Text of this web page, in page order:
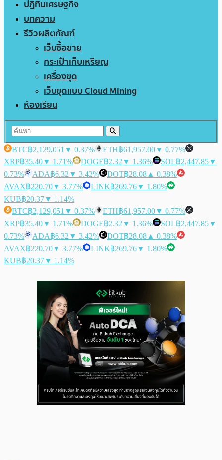
ปฏิทินเศรษฐกิจ
บทความ
รีวิวผลิตภัณฑ์
เว็บซื้อขาย
กระเป๋าเก็บเหรียญ
เครื่องขุด
เว็บขุดแบบ Cloud Mining
ห้องเรียน
BTC฿2,129,051 ▼ 0.37% ETH฿61,957.00▼ 0.77%
XRP฿35.40▼ 1.71% DOGE฿2.32 ▼ 1.36% SOL฿2,447.85▼
0.73%
ADA฿6.32 ▼ 3.42% DOT฿28.08 ▲ 0.38%
AVAX฿220.70▼ 3.77% LINK฿269.76▼ 1.80%
KUB฿20.37▼ 1.14%
BTC฿2,129,051 ▼ 0.37% ETH฿61,957.00▼ 0.77%
XRP฿35.40▼ 1.71% DOGE฿2.32 ▼ 1.36% SOL฿2,447.85▼
0.73%
ADA฿6.32 ▼ 3.42% DOT฿28.08 ▲ 0.38%
AVAX฿220.70▼ 3.77% LINK฿269.76▼ 1.80%
KUB฿20.37▼ 1.14%